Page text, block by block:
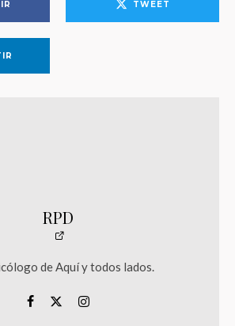
TWEET
RPD
de Aquí y todos lados.